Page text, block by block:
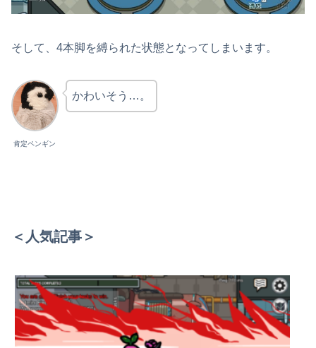
そして、4本脚を縛られた状態となってしまいます。
肯定ペンギン
かわいそう…。
＜人気記事＞